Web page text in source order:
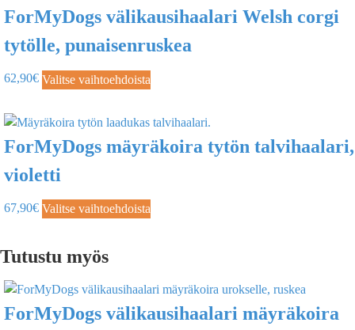
ForMyDogs välikausihaalari Welsh corgi
tytölle, punaisenruskea
62,90€ Valitse vaihtoehdoista
ForMyDogs mäyräkoira tytön talvihaalari,
violetti
67,90€ Valitse vaihtoehdoista
Tutustu myös
ForMyDogs välikausihaalari mäyräkoira